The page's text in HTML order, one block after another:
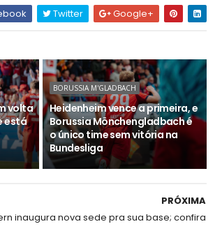
Twitter Google+
volta
está
BORUSSIA M'GLADBACH
Heidenheim vence a primeira, e
Borussia Mönchengladbach é
o único time sem vitória na
Bundesliga
PRÓXIMA
inaugura nova sede pra sua base; confira